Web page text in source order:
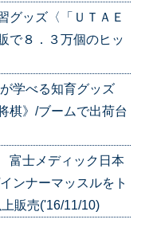
グッズ〈「ＵＴＡＥ
で８．３万個のヒッ
学べる知育グッズ
棋》/ブームで出荷台
富士メディック日本
ンナーマッスルをト
販売('16/11/10)